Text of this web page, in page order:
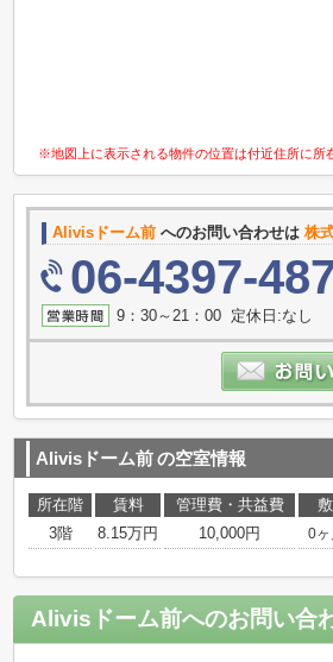
※地図上に表示される物件の位置は付近住所に所
Alivisドーム前 へのお問い合わせは 株
06-4397-
9：30～21：00 定休日:なし
Alivisドーム前の空室情報
所在階 賃料 管理費・共益費
3階
8.15万円 10,000円 0ヶ
Alivisドーム前へのお問い合